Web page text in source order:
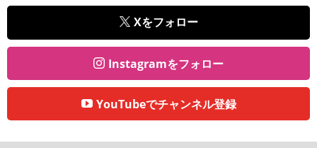
Xをフォロー
Instagramをフォロー
YouTubeでチャンネル登録